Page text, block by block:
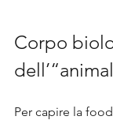
Corpo
Per capire la